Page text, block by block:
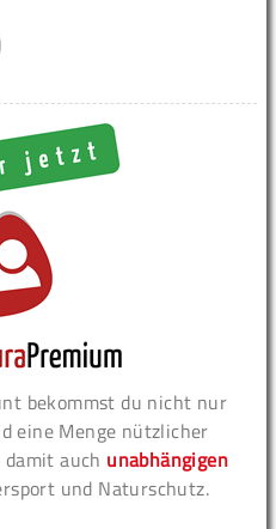
bekommst du nicht nur
eine Menge nützlicher
auch unabhängigen
und Naturschutz.